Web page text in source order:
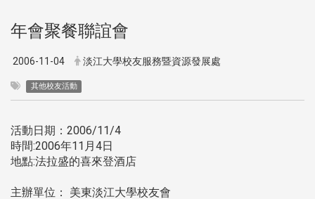
年會聚餐聯誼會
2006-11-04 淡江大學校友服務暨資源發展處
其他校友活動
活動日期：2006/11/4
時間:2006年11月4日
地點:法拉盛的喜來登酒店
主辦單位： 美東淡江大學校友會